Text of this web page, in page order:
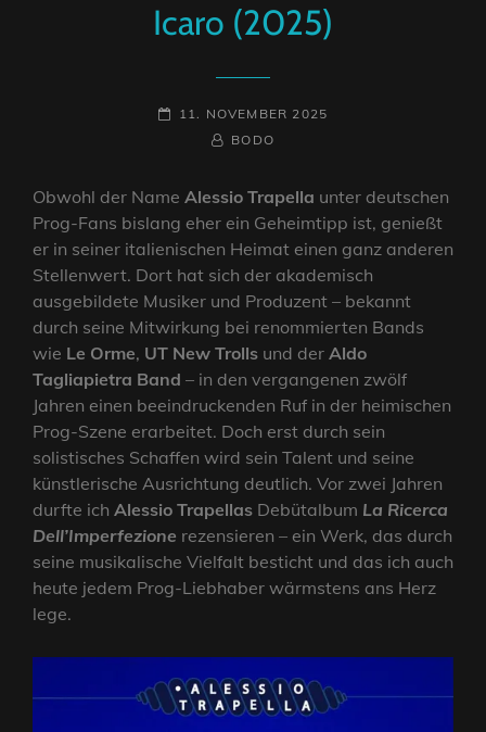
Icaro (2025)
POSTED-
11. NOVEMBER 2025
BY
BYLINE
BODO
Obwohl der Name Alessio Trapella unter deutschen
Prog-Fans bislang eher ein Geheimtipp ist, genießt
er in seiner italienischen Heimat einen ganz anderen
Stellenwert. Dort hat sich der akademisch
ausgebildete Musiker und Produzent – bekannt
durch seine Mitwirkung bei renommierten Bands
wie Le Orme, UT New Trolls und der Aldo
Tagliapietra Band – in den vergangenen zwölf
Jahren einen beeindruckenden Ruf in der heimischen
Prog-Szene erarbeitet. Doch erst durch sein
solistisches Schaffen wird sein Talent und seine
künstlerische Ausrichtung deutlich. Vor zwei Jahren
durfte ich Alessio Trapellas Debütalbum La Ricerca
Dell’Imperfezione rezensieren – ein Werk, das durch
seine musikalische Vielfalt besticht und das ich auch
heute jedem Prog-Liebhaber wärmstens ans Herz
lege.